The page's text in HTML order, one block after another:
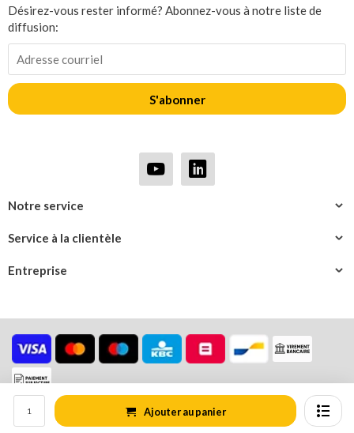
Ajouter au panier
Entreprise
Service à la clientèle
Notre service
Désirez-vous rester informé? Abonnez-vous à notre liste de
diffusion:
S'abonner
© Logistiekonline.be Plan du site